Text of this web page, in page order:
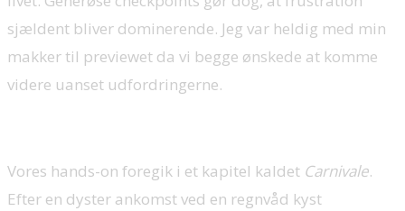
sjældent bliver dominerende. Jeg var heldig med min
makker til previewet da vi begge ønskede at komme
videre uanset udfordringerne.
Vores hands-on foregik i et kapitel kaldet Carnivale.
Efter en dyster ankomst ved en regnvåd kyst